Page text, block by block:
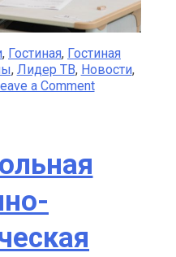
, Гостиная, Гостиная
, Лидер ТВ, Новости,
a Commenton